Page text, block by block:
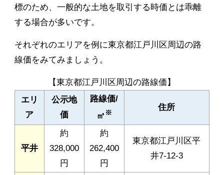
標のため、一般的な土地を取引する時価とは乖離
する場合が多いです。
それぞれのエリアを例に東京都江戸川区周辺の路
線価をみてみましょう。
【東京都江戸川区周辺の路線価】
エリ
ア
公示地
価
路線価/
㎡ ※
住所
平井
約
328,000
円
約
262,400
円
東京都江戸川区平
井7-12-3